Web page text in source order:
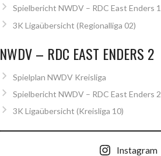
Spielbericht NWDV – RDC East Enders 1
3K Ligaübersicht (Regionalliga 02)
NWDV – RDC EAST ENDERS 2
Spielplan NWDV Kreisliga
Spielbericht NWDV – RDC East Enders 2
3K Ligaübersicht (Kreisliga 10)
Instagram